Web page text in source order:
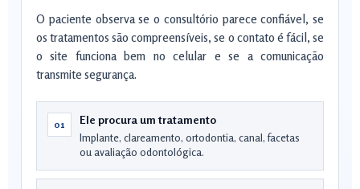
O paciente observa se o consultório parece confiável, se
os tratamentos são compreensíveis, se o contato é fácil, se
o site funciona bem no celular e se a comunicação
transmite segurança.
01 Ele procura um tratamento
Implante, clareamento, ortodontia, canal, facetas
ou avaliação odontológica.